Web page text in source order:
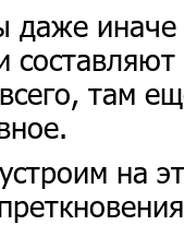
иначе
там
на